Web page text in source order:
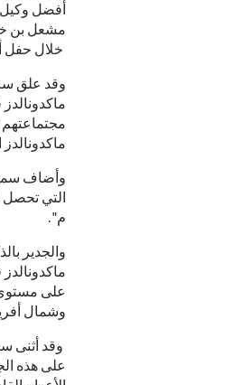
أفضل وكيل
مشعل بن
خلال حفل
وقد علق سم
مجتماعتهم
ماكدونالدز
وأضاف
م".
على
وشمال أفريقيا
وقد أثنى
على هذه